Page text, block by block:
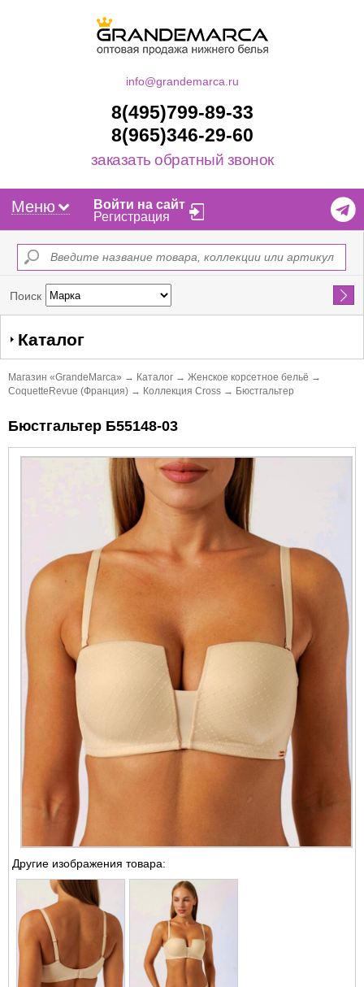
info@grandemarca.ru
8(495)799-89-33
8(965)346-29-60
заказать обратный звонок
Меню
Войти на сайт
Регистрация
Поиск Найти
Каталог
Магазин «GrandeMarca» → Каталог → Женское корсетное бельё →
CoquetteRevue (Франция) → Коллекция Cross → Бюстгальтер
Бюстгальтер Б55148-03
Другие изображения товара: